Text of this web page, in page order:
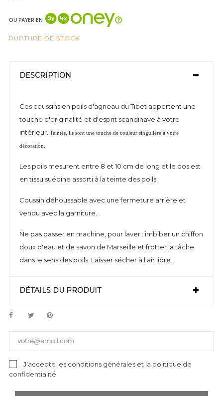
OU PAYER EN
RUPTURE DE STOCK
DESCRIPTION
Ces coussins en poils d'agneau du Tibet apportent une
touche d'originalité et d'esprit scandinave à votre
intérieur. Teintés, ils sont une touche de couleur singulière à votre
décoration.
Les poils mesurent entre 8 et 10 cm de long et le dos est
en tissu suédine assorti à la teinte des poils.
Coussin déhoussable avec une fermeture arrière et
vendu avec la garniture.
Ne pas passer en machine, pour laver : imbiber un chiffon
doux d'eau et de savon de Marseille et frotter la tâche
dans le sens des poils. Laisser sécher à l'air libre.
DÉTAILS DU PRODUIT
J'accepte les conditions générales et la politique de
confidentialité